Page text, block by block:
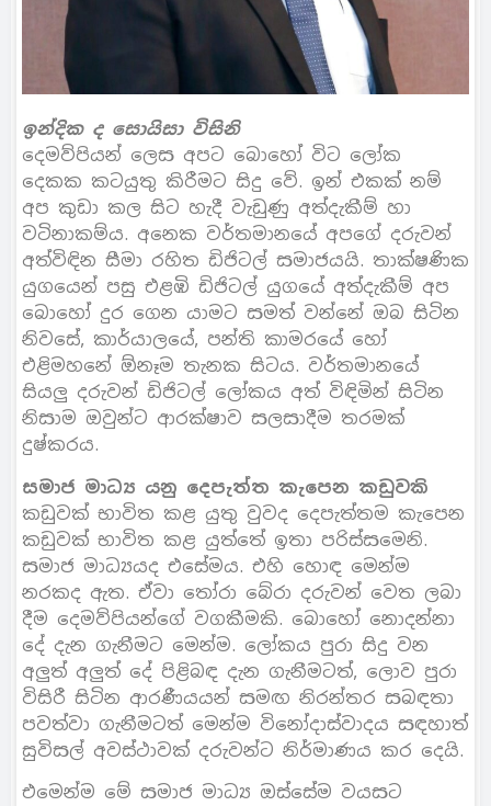
ඉන්දික ද සොයිසා විසිනි
දෙමව්පියන් ලෙස අපට බොහෝ විට ලෝක
දෙකක කටයුතු කිරීමට සිදු වේ. ඉන් එකක් නම්
අප කුඩා කල සිට හැදී වැඩුණු අත්දැකීම් හා
වටිනාකම්ය. අනෙක වර්තමානයේ අපගේ දරුවන්
අත්විඳින සීමා රහිත ඩිජිටල් සමාජයයි. තාක්ෂණික
යුගයෙන් පසු එළඹි ඩිජිටල් යුගයේ අත්දැකීම් අප
බොහෝ දුර ගෙන යාමට සමත් වන්නේ ඔබ සිටින
නිවසේ, කාර්යාලයේ, පන්ති කාමරයේ හෝ
එළිමහනේ ඕනෑම තැනක සිටය. වර්තමානයේ
සියලු දරුවන් ඩිජිටල් ලෝකය අත් විඳිමින් සිටින
නිසාම ඔවුන්ට ආරක්ෂාව සලසාදීම තරමක්
දුෂ්කරය.
සමාජ මාධ්‍ය යනු දෙපැත්ත කැපෙන කඩුවකි
කඩුවක් භාවිත කළ යුතු වුවද දෙපැත්තම කැපෙන
කඩුවක් භාවිත කළ යුත්තේ ඉතා පරිස්සමෙනි.
සමාජ මාධ්‍යයද එසේමය. එහි හොඳ මෙන්ම
නරකද ඇත. ඒවා තෝරා බේරා දරුවන් වෙත ලබා
දීම දෙමව්පියන්ගේ වගකීමකි. බොහෝ නොදන්නා
දේ දැන ගැනීමට මෙන්ම. ලෝකය පුරා සිදු වන
අලුත් අලුත් දේ පිළිබඳ දැන ගැනීමටත්, ලොව පුරා
විසිරී සිටින ආරණීයයන් සමඟ නිරන්තර සබඳතා
පවත්වා ගැනීමටත් මෙන්ම විනෝදාස්වාදය සඳහාත්
සුවිසල් අවස්ථාවක් දරුවන්ට නිර්මාණය කර දෙයි.
එමෙන්ම මේ සමාජ මාධ්‍ය ඔස්සේම වයසට